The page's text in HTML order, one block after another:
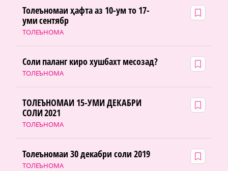
ТОЛЕЪНОМА
Толеъномаи ҳафта аз 10-ум то 17-
уми сентябр
ТОЛЕЪНОМА
Соли паланг киро хушбахт месозад?
ТОЛЕЪНОМА
ТОЛЕЪНОМАИ 15-УМИ ДЕКАБРИ
СОЛИ 2021
ТОЛЕЪНОМА
Толеъномаи 30 декабри соли 2019